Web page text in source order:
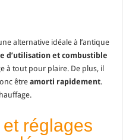
alternative idéale à l’antique
d’utilisation et combustible
à tout pour plaire. De plus, il
êtreamorti rapidement.
réglages